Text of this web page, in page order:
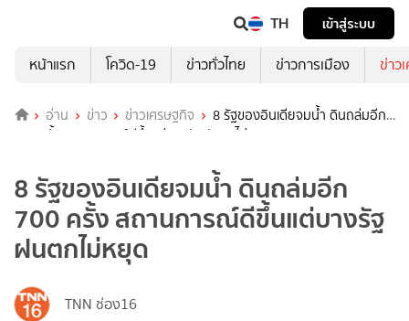
TH
เข้าสู่ระบบ
หน้าแรก
โควิด-19 ข่าวทั่วไทย ข่าวการเมือง ข่าว
อ่าน ข่าว ข่าวเศรษฐกิจ
8 รัฐของอินเดียจมน้ำ ดินถล่มอีก
700 ครั้ง สถานการณ์ดีขึ้นแต่บางรัฐฝนตกไม่หยุด
8 รัฐของอินเดียจมน้ำ ดินถล่มอีก
700 ครั้ง สถานการณ์ดีขึ้นแต่บางรัฐ
ฝนตกไม่หยุด
TNN ช่อง16